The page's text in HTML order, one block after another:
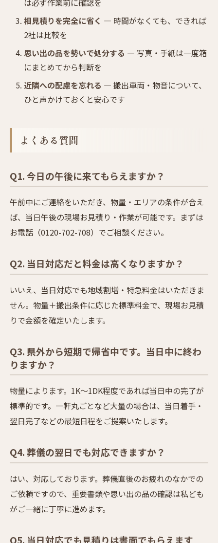
は必ず作業前に確認を
相見積りを完全に省く — 時間がなくても、できれば
2社は比較を
思い出の品を勢いで処分する — 写真・手紙は一度箱
にまとめてから判断を
近隣への配慮を忘れる — 搬出車両・物音について、
ひと声かけておくと安心です
よくある質問
Q1. 今日の午後に来てもらえますか？
午前中にご連絡をいただき、物量・エリアの条件が合え
ば、当日午後の現場お見積り・作業が可能です。まずは
お電話（0120-702-708）でご相談ください。
Q2. 当日対応だと料金は高くなりますか？
いいえ、当日対応でも地域割増・特急料金はいただきま
せん。物量＋搬出条件に応じた標準料金で、現場お見積
りで金額を確定いたします。
Q3. 県外から短期で帰省中です。当日中に終わ
りますか？
物量によります。1K〜1DK程度であれば当日中の完了が
標準的です。一軒丸ごとなど大量の場合は、当日着手・
翌日完了などの最短日程をご提案いたします。
Q4. 葬儀の翌日でも対応できますか？
はい、対応しております。葬儀直後のお疲れのなかでの
ご依頼ですので、重要書類や思い出の品の確認は私ども
がご一緒に丁寧に進めます。
Q5. 当日対応でも見積りは書面でもらえます